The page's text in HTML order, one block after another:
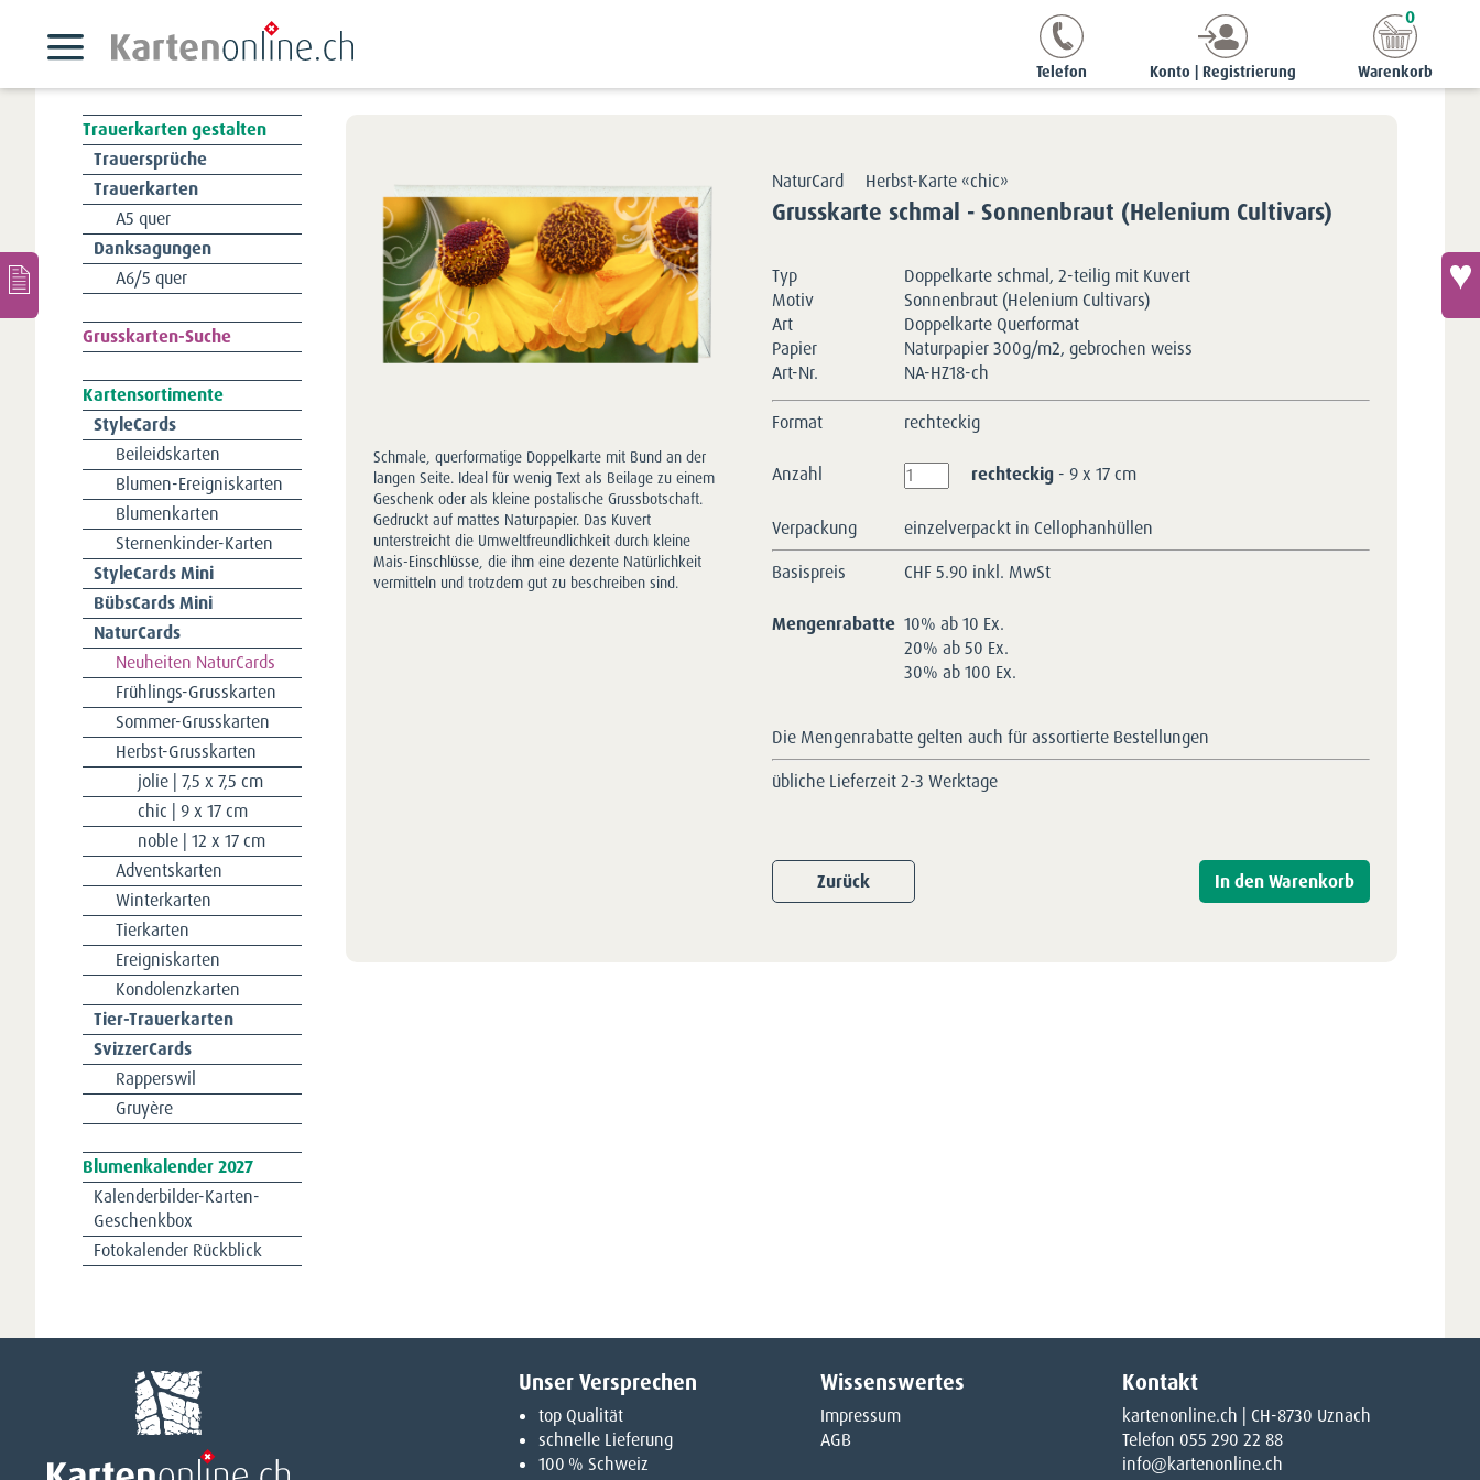
Telefon Konto | Registrierung Warenkorb
0
Grusskarte schmal - Sonnenbraut (Helenium Cultivars)
Schmale, querformatige Doppelkarte mit Bund an der
langen Seite. Ideal für wenig Text als Beilage zu einem
Geschenk oder als kleine postalische Grussbotschaft.
Gedruckt auf mattes Naturpapier. Das Kuvert
unterstreicht die Umweltfreundlichkeit durch kleine
Mais-Einschlüsse, die ihm eine dezente Natürlichkeit
vermitteln und trotzdem gut zu beschreiben sind.
NaturCard Herbst-Karte «chic»
Grusskarte schmal - Sonnenbraut (Helenium Cultivars)
Typ
Doppelkarte schmal, 2-teilig mit Kuvert
Motiv
Sonnenbraut (Helenium Cultivars)
Art
Doppelkarte Querformat
Papier
Naturpapier 300g/m2, gebrochen weiss
Art-Nr.
NA-HZ18-ch
Format rechteckig
Anzahl rechteckig - 9 x 17 cm
Verpackung
einzelverpackt in Cellophanhüllen
Basispreis
CHF5.90 inkl. MwSt
Mengenrabatte 10% ab 10 Ex.
20% ab 50 Ex.
30% ab 100 Ex.
Die Mengenrabatte gelten auch für assortierte Bestellungen
übliche Lieferzeit 2-3 Werktage
Zurück
Trauerkarten gestalten
Navigation
überspringen
Trauersprüche
Trauerkarten
A5 quer
Danksagungen
A6/5 quer
Navigation
überspringen
Grusskarten-Suche
Kartensortimente
Navigation
überspringen
StyleCards
Beileidskarten
Blumen-Ereigniskarten
Blumenkarten
Sternenkinder-Karten
StyleCards Mini
BübsCards Mini
NaturCards
Neuheiten NaturCards
Frühlings-Grusskarten
Sommer-Grusskarten
Herbst-Grusskarten
jolie | 7,5 x 7,5 cm
chic | 9 x 17 cm
noble | 12 x 17 cm
Adventskarten
Winterkarten
Tierkarten
Ereigniskarten
Kondolenzkarten
Tier-Trauerkarten
SvizzerCards
Rapperswil
Gruyère
Navigation
überspringen
Blumenkalender 2027
Kalenderbilder-Karten-
Geschenkbox
Fotokalender Rückblick
Unser Versprechen
top Qualität
schnelle Lieferung
100 % Schweiz
Wissenswertes
Impressum
AGB
Kontakt
kartenonline.ch | CH-8730 Uznach
Telefon 055 290 22 88
info@kartenonline.ch